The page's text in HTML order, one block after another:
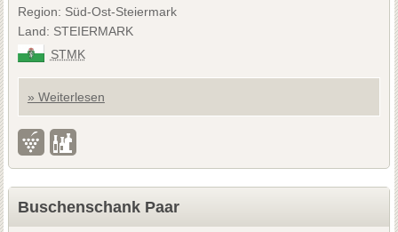
Region: Süd-Ost-Steiermark
Land: STEIERMARK
STMK
» Weiterlesen
Buschenschank Paar